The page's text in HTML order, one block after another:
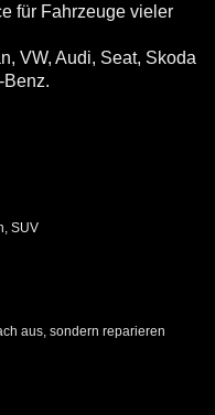
für Fahrzeuge vieler
VW, Audi, Seat, Skoda
Benz.
SUV
aus, sondern reparieren